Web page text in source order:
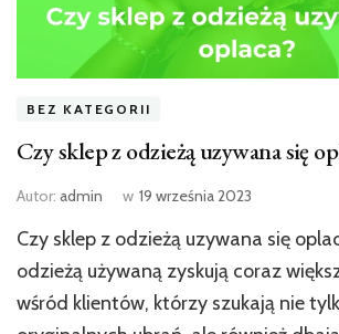
BEZ KATEGORII
Czy sklep z odzieżą uzywana się
Autor: admin w 19 września 2023
Czy sklep z odzieżą uzywana się
odzieżą używaną zyskują coraz
wśród klientów, którzy szukają nie